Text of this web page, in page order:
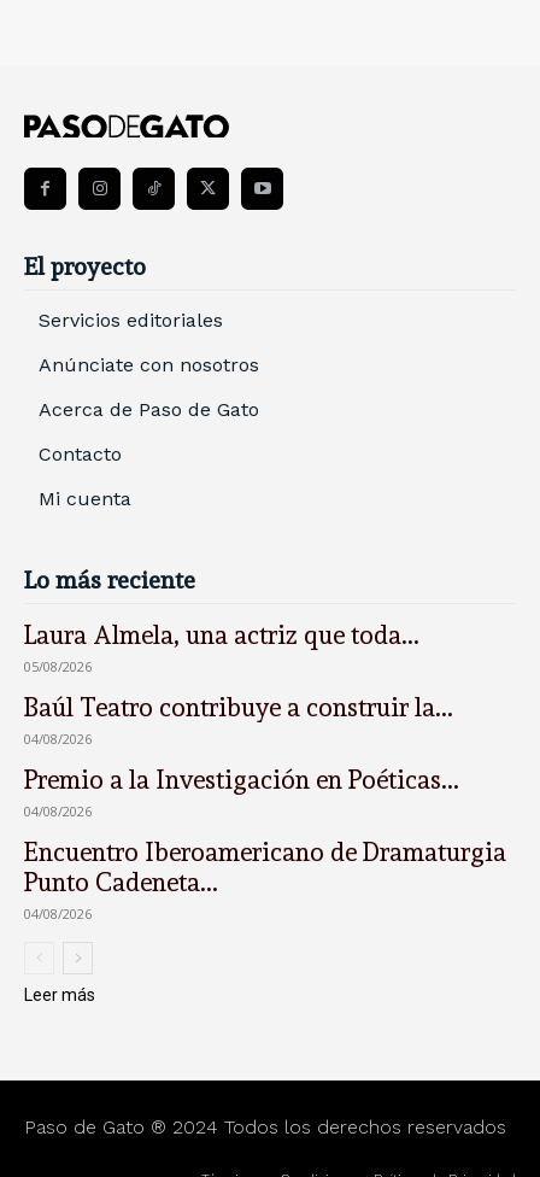
El proyecto
Servicios editoriales
Anúnciate con nosotros
Acerca de Paso de Gato
Contacto
Mi cuenta
Lo más reciente
Laura Almela, una actriz que toda...
05/08/2026
Baúl Teatro contribuye a construir la...
04/08/2026
Premio a la Investigación en Poéticas...
04/08/2026
Encuentro Iberoamericano de Dramaturgia
Punto Cadeneta...
04/08/2026
Leer más
Paso de Gato ® 2024 Todos los derechos reservados